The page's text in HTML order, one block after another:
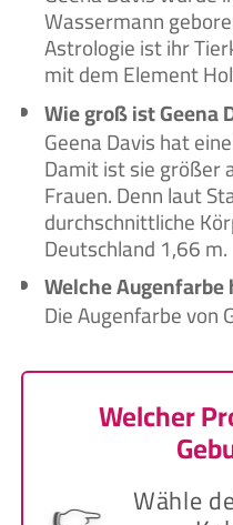
Wassermann
Astrologie ist ihr
mit dem Element
Wie groß ist Geena
Geena Davis hat
Damit ist sie größer
Frauen. Denn laut
durchschnittliche
Deutschland 1,66 m.
Welche Augenfarbe
Die Augenfarbe von
Welcher
Wähle